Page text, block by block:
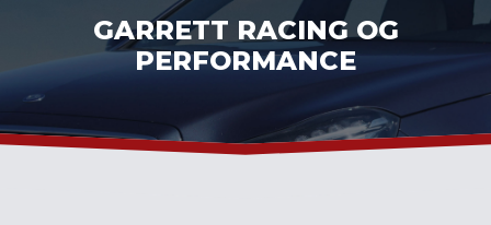
GARRETT RACING OG
PERFORMANCE